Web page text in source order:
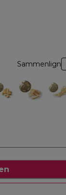
Sammenlign